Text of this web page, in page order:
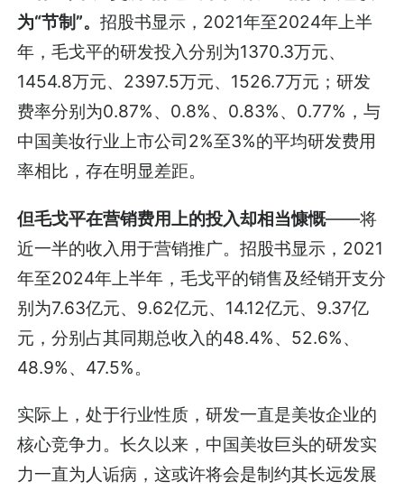
为“节制”。招股书显示，2021年至2024年上半
年，毛戈平的研发投入分别为1370.3万元、
1454.8万元、2397.5万元、1526.7万元；研发
费率分别为0.87%、0.8%、0.83%、0.77%，与
中国美妆行业上市公司2%至3%的平均研发费用
率相比，存在明显差距。
但毛戈平在营销费用上的投入却相当慷慨——将
近一半的收入用于营销推广。招股书显示，2021
年至2024年上半年，毛戈平的销售及经销开支分
别为7.63亿元、9.62亿元、14.12亿元、9.37亿
元，分别占其同期总收入的48.4%、52.6%、
48.9%、47.5%。
实际上，处于行业性质，研发一直是美妆企业的
核心竞争力。长久以来，中国美妆巨头的研发实
力一直为人诟病，这或许将会是制约其长远发展